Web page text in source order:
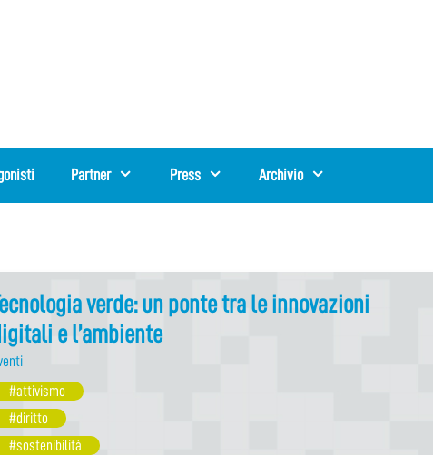
Partner Press Archivio
verde: un ponte tra le innovazioni
e l’ambiente
#attivismo
#diritto
#sostenibilità